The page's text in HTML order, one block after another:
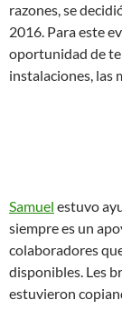
razones, se
2016. Para este
oportunidad de
instalaciones, las
Samuel estuvo
siempre es un
colaboradores
disponibles. Les
estuvieron